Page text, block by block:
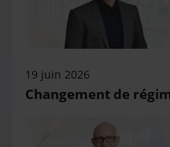
19 juin 2026
Changement de